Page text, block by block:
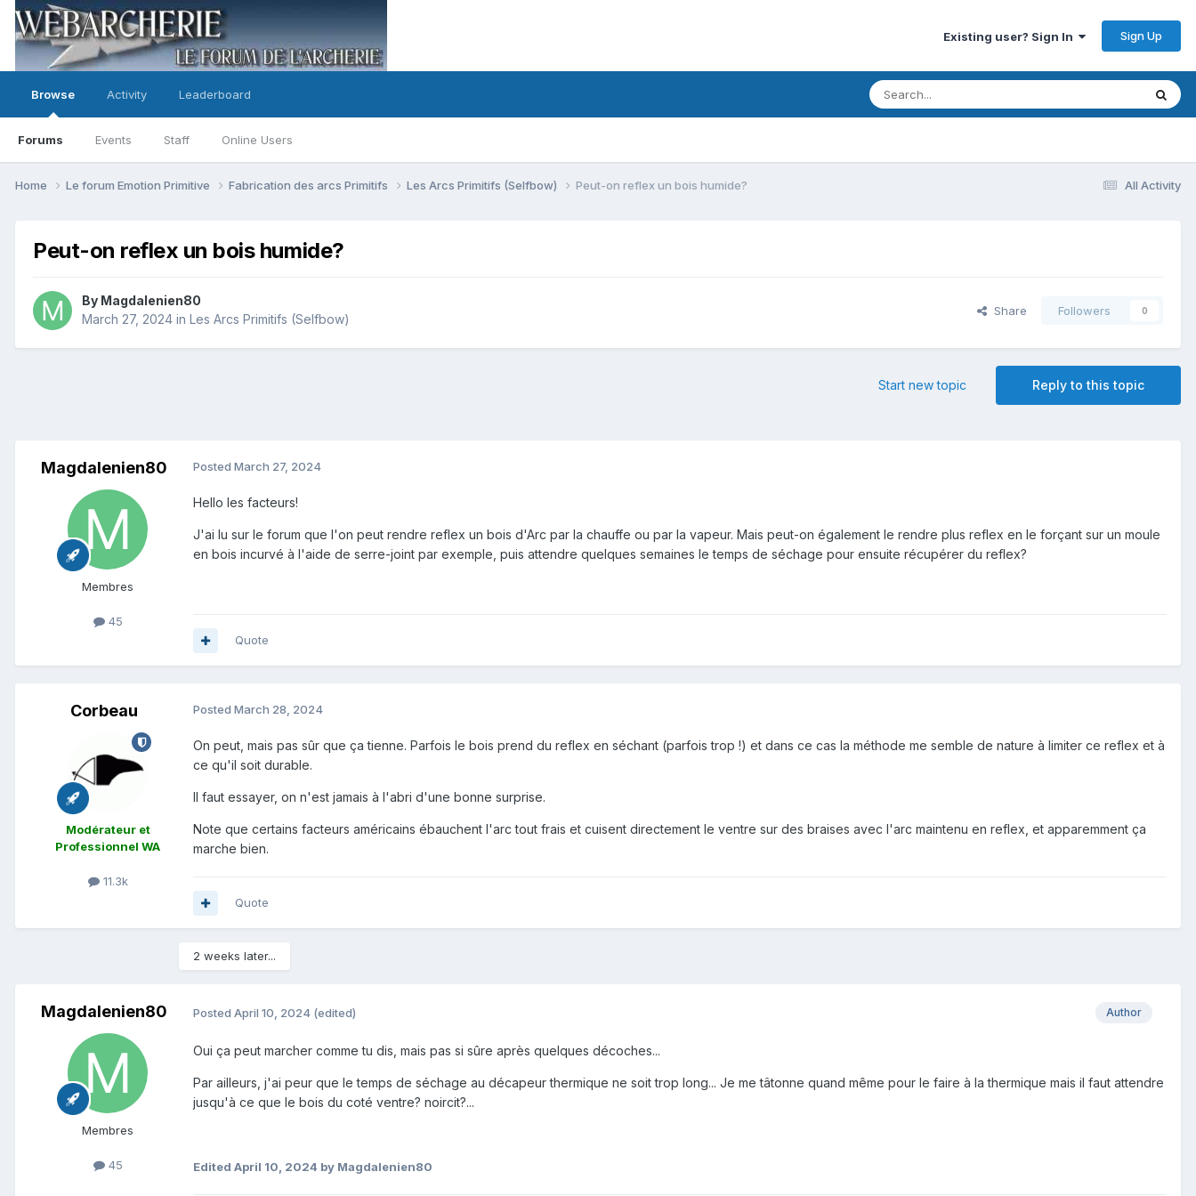
Existing user? Sign In Sign Up
Browse
Forums Events Staff Online Users
Activity Leaderboard
All Activity
Home Le forum Emotion Primitive Fabrication des arcs Primitifs Les Arcs Primitifs (Selfbow) Peut-on reflex un bois humide?
Peut-on reflex un bois humide?
By Magdalenien80
March 27, 2024 in Les Arcs Primitifs (Selfbow)
Share Followers 0
Reply to this topic
Start new topic
Magdalenien80
Membres
45
Posted March 27, 2024
Hello les facteurs!
J'ai lu sur le forum que l'on peut rendre reflex un bois d'Arc par la chauffe ou par la vapeur. Mais peut-on également le rendre plus reflex en le forçant sur un moule
en bois incurvé à l'aide de serre-joint par exemple, puis attendre quelques semaines le temps de séchage pour ensuite récupérer du reflex?
Quote
Corbeau
Modérateur et
Professionnel WA
11.3k
Posted March 28, 2024
On peut, mais pas sûr que ça tienne. Parfois le bois prend du reflex en séchant (parfois trop !) et dans ce cas la méthode me semble de nature à limiter ce reflex et à
ce qu'il soit durable.
Il faut essayer, on n'est jamais à l'abri d'une bonne surprise.
Note que certains facteurs américains ébauchent l'arc tout frais et cuisent directement le ventre sur des braises avec l'arc maintenu en reflex, et apparemment ça
marche bien.
Quote
2 weeks later...
Magdalenien80
Membres
45
Author
Posted April 10, 2024 (edited)
Oui ça peut marcher comme tu dis, mais pas si sûre après quelques décoches...
Par ailleurs, j'ai peur que le temps de séchage au décapeur thermique ne soit trop long... Je me tâtonne quand même pour le faire à la thermique mais il faut attendre
jusqu'à ce que le bois du coté ventre? noircit?...
Edited April 10, 2024 by Magdalenien80